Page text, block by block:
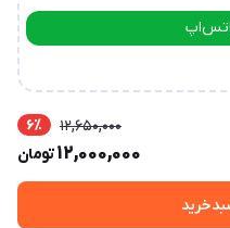
12,650,000 6٪
12,000,000تومان